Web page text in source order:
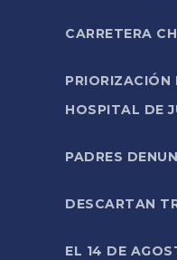
CARRETERA
PRIORIZACIÓN
HOSPITAL DE
PADRES
DESCARTAN
EL 14 DE